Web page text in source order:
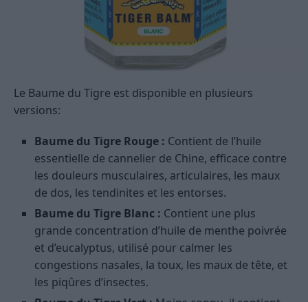
Le Baume du Tigre est disponible en plusieurs
versions:
Baume du Tigre Rouge : Contient de l’huile
essentielle de cannelier de Chine, efficace contre
les douleurs musculaires, articulaires, les maux
de dos, les tendinites et les entorses.
Baume du Tigre Blanc : Contient une plus
grande concentration d’huile de menthe poivrée
et d’eucalyptus, utilisé pour calmer les
congestions nasales, la toux, les maux de tête, et
les piqûres d’insectes.